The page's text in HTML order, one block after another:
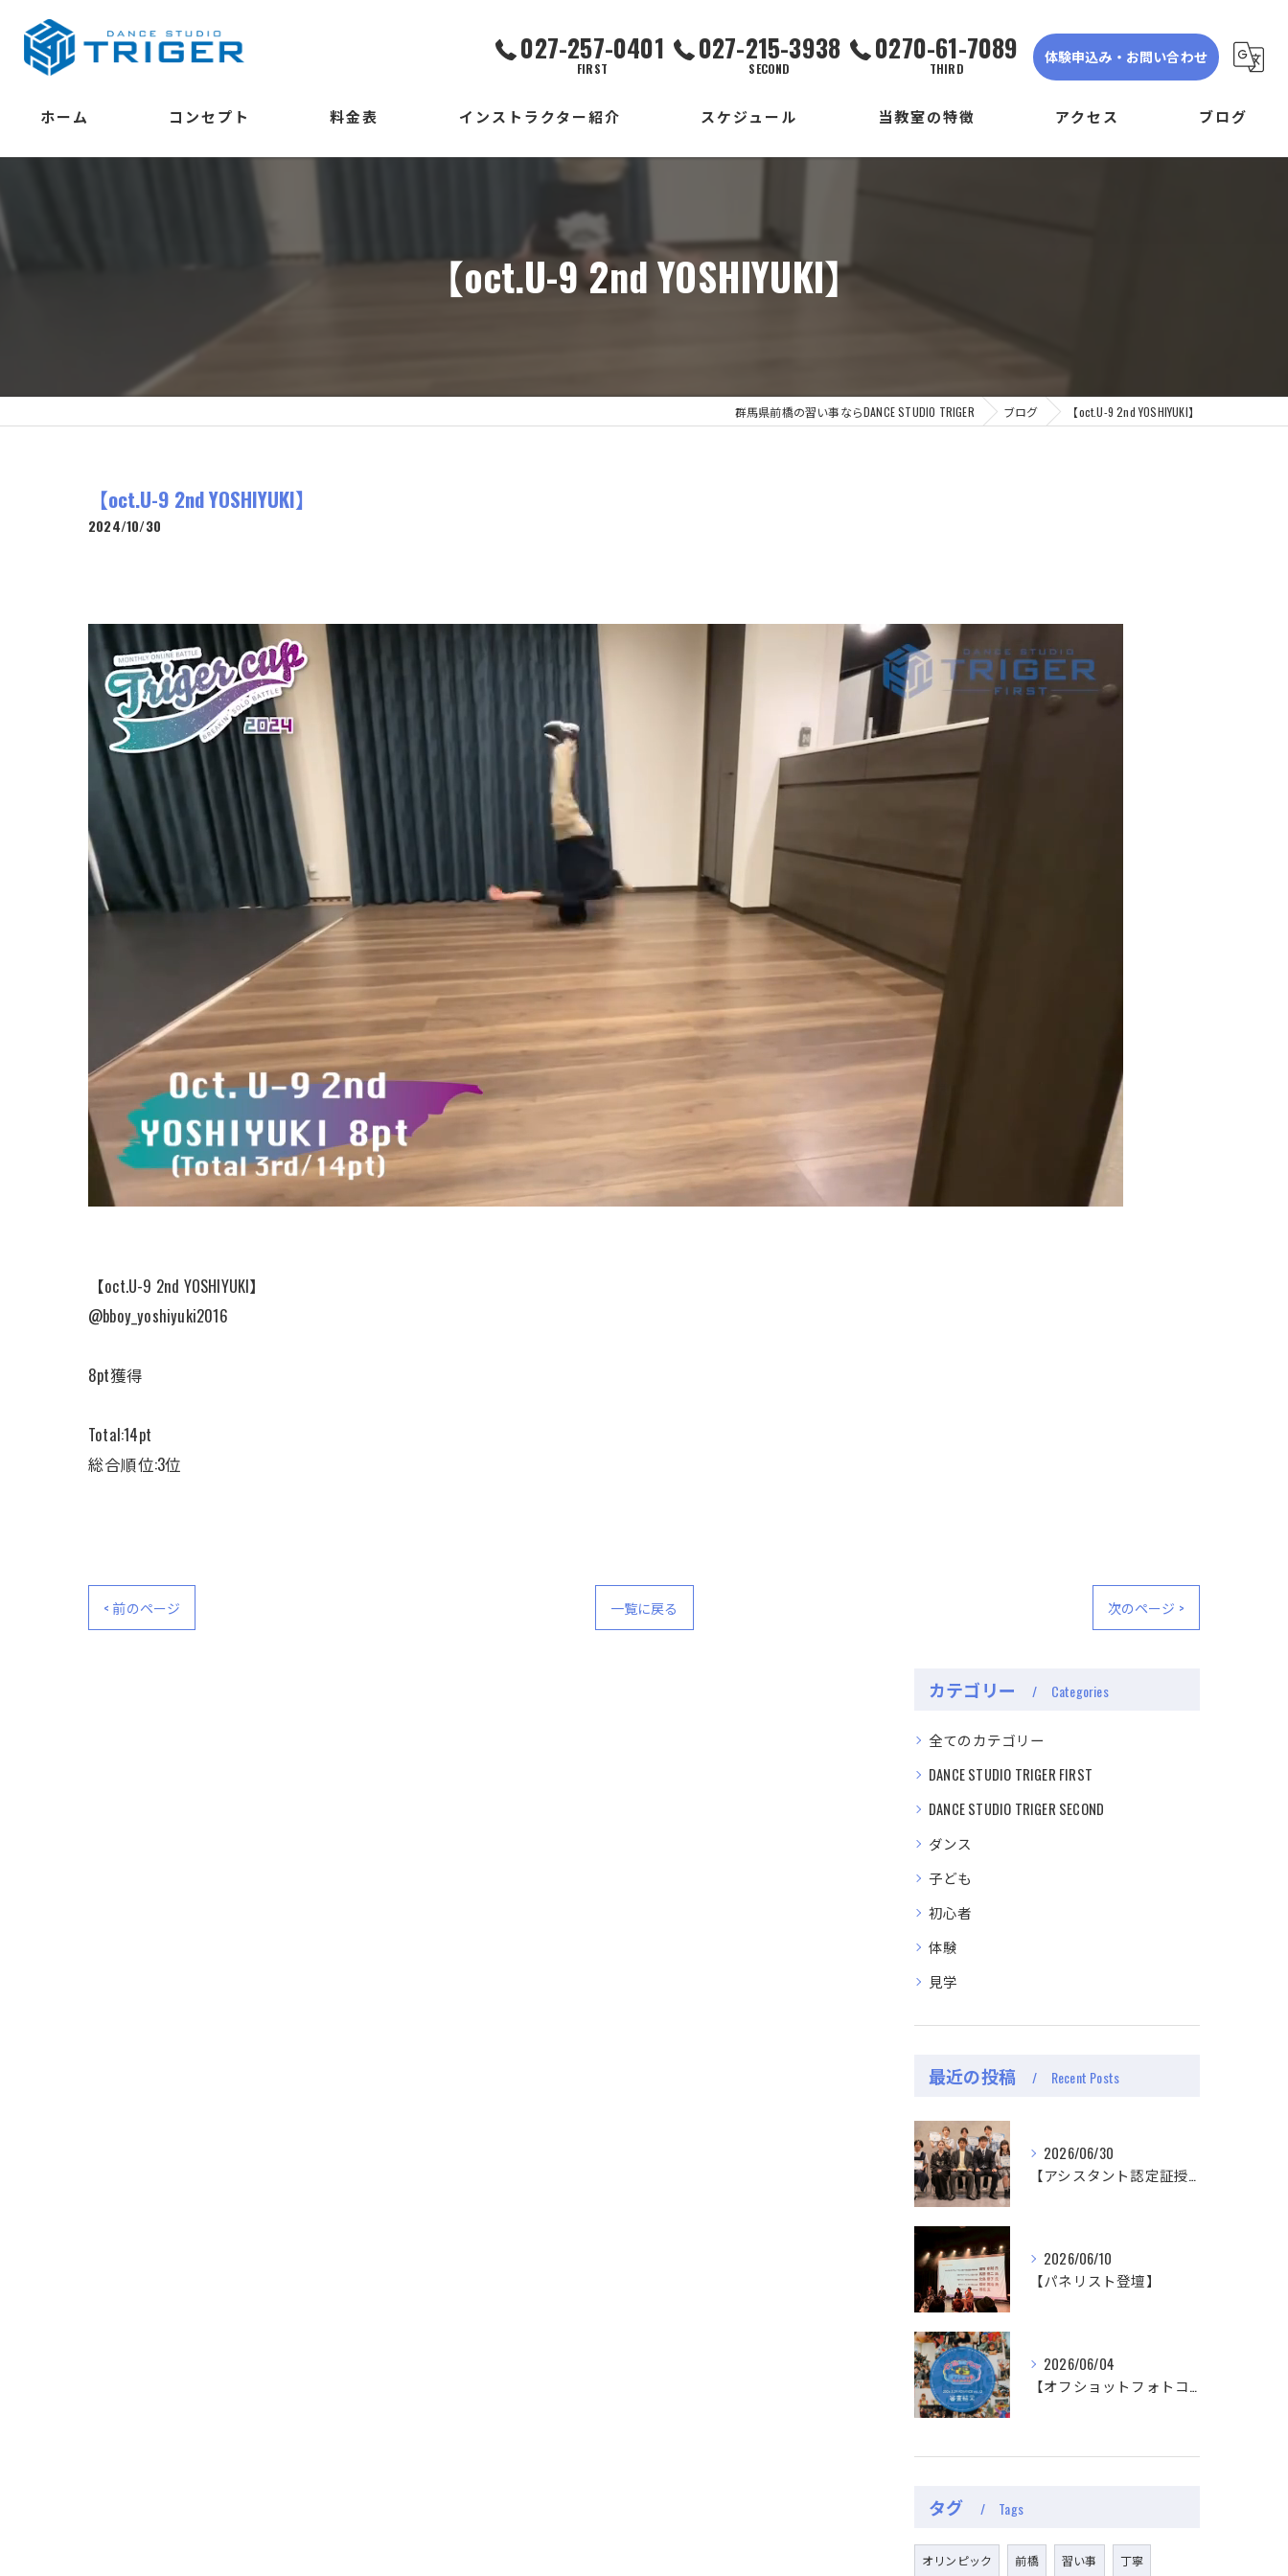
027-257-0401
FIRST
027-215-3938
SECOND
0270-61-7089
THIRD
体験申込み・お問い合わせ
ホーム コンセプト 料金表 インストラクター紹介 スケジュール
THIRD校
当教室の特徴 アクセス ブログ
【oct.U-9 2nd YOSHIYUKI】
群馬県前橋の習い事ならDANCE STUDIO TRIGER ブログ 【oct.U-9 2nd YOSHIYUKI】
【oct.U-9 2nd YOSHIYUKI】
2024/10/30
【oct.U-9 2nd YOSHIYUKI】
@bboy_yoshiyuki2016
8pt獲得
Total:14pt
総合順位:3位
< 前のページ 一覧に戻る 次のページ >
カテゴリー Categories
全てのカテゴリー
DANCE STUDIO TRIGER FIRST
DANCE STUDIO TRIGER SECOND
ダンス
子ども
初心者
体験
見学
最近の投稿 Recent Posts
2026/06/30
【アシスタント認定証授与式】
2026/06/10
【パネリスト登壇】
2026/06/04
【オフショットフォトコンテスト審査結果】
タグ Tags
オリンピック 前橋 習い事 丁寧